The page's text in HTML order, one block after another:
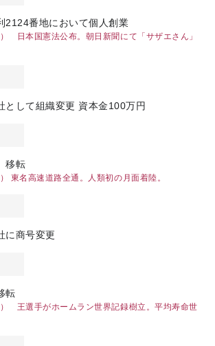
2124番地において個人創業
日本国憲法公布。朝日新聞にて「サザエさん」
として組織変更 資本金100万円
移転
東名高速道路全通。人類初の月面着陸。
に商号変更
転
王選手がホームラン世界記録樹立。平均寿命世